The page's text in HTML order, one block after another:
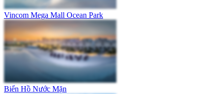
Vincom Mega Mall Ocean Park
Biển Hồ Nước Mặn